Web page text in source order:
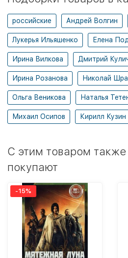
российские Андрей Волгин
Лукерья Ильяшенко Елена
Ирина Вилкова Дмитрий
Ирина Розанова Николай
Ольга Веникова Наталья
Михаил Осипов Кирилл Кузин
C этим товаром также
покупают
-15%